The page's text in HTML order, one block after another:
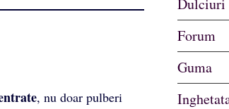
, nu doar pulberi
Dulciuri
Forum
Guma